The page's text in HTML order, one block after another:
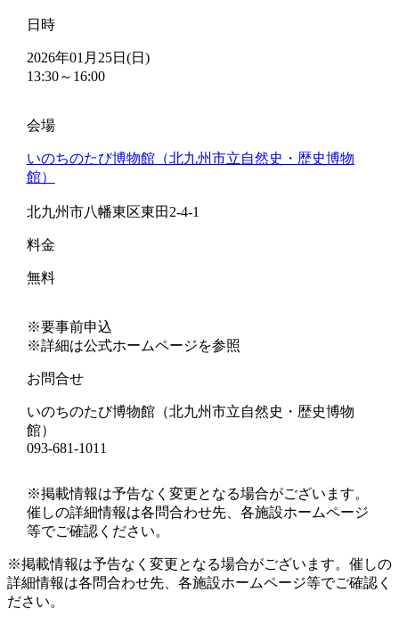
日時
2026年01月25日(日)
13:30～16:00
会場
いのちのたび博物館（北九州市立自然史・歴史博物
館）
北九州市八幡東区東田2-4-1
料金
無料
※要事前申込
※詳細は公式ホームページを参照
お問合せ
いのちのたび博物館（北九州市立自然史・歴史博物
館）
093-681-1011
※掲載情報は予告なく変更となる場合がございます。
催しの詳細情報は各問合わせ先、各施設ホームページ
等でご確認ください。
※掲載情報は予告なく変更となる場合がございます。催しの
詳細情報は各問合わせ先、各施設ホームページ等でご確認く
ださい。